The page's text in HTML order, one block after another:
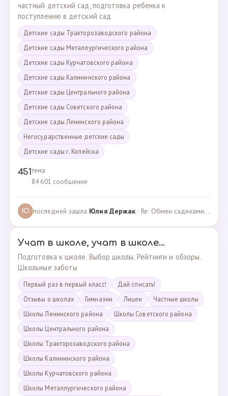
частный детский сад, подготовка ребенка к
поступлению в детский сад
Детские сады Тракторозаводского района
Детские сады Металлургического района
Детские сады Курчатовского района
Детские сады Калининского района
Детские сады Центрального района
Детские сады Советского района
Детские сады Ленинского района
Негосударственные детские сады
Детские сады г. Копейска
451тема
84 601 сообщение
Ю последней зашла Юлия Держак · Re: Обмен садиками, продажа путевок · 25.01.2023
Учат в школе, учат в школе...
Подготовка к школе. Выбор школы. Рейтинги и обзоры.
Школьные заботы
Первый раз в первый класс!
Дай списать!
Отзывы о школах
Гимназии Лицеи
Частные школы
Школы Ленинского района
Школы Советского района
Школы Центрального района
Школы Тракторозаводского района
Школы Калининского района
Школы Курчатовского района
Школы Металлургического района